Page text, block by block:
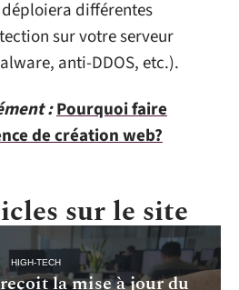
différentes
sur votre serveur
anti-DDOS, etc.).
:Pourquoi faire
de création web?
sur le site
HIGH-TECH
la mise à jour du